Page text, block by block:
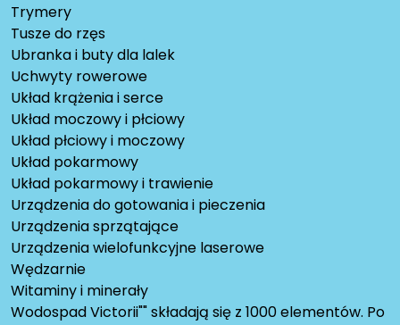
Trymery
Tusze do rzęs
Ubranka i buty dla lalek
Uchwyty rowerowe
Układ krążenia i serce
Układ moczowy i płciowy
Układ płciowy i moczowy
Układ pokarmowy
Układ pokarmowy i trawienie
Urządzenia do gotowania i pieczenia
Urządzenia sprzątające
Urządzenia wielofunkcyjne laserowe
Wędzarnie
Witaminy i minerały
Wodospad Victorii"" składają się z 1000 elementów. Po